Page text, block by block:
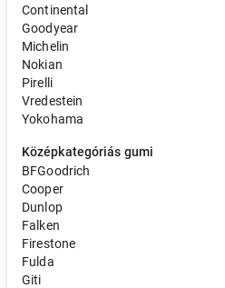
Continental
Goodyear
Michelin
Nokian
Pirelli
Vredestein
Yokohama
Középkategóriás gumi
BFGoodrich
Cooper
Dunlop
Falken
Firestone
Fulda
Giti